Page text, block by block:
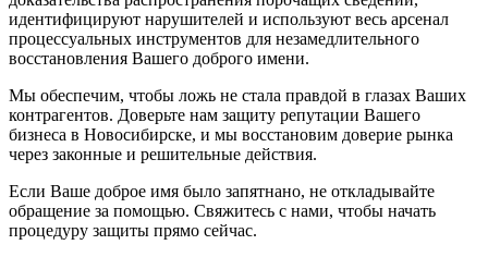
идентифицируют нарушителей и используют весь арсенал
процессуальных инструментов для незамедлительного
восстановления Вашего доброго имени.
Мы обеспечим, чтобы ложь не стала правдой в глазах Ваших
контрагентов. Доверьте нам защиту репутации Вашего
бизнеса в Новосибирске, и мы восстановим доверие рынка
через законные и решительные действия.
Если Ваше доброе имя было запятнано, не откладывайте
обращение за помощью. Свяжитесь с нами, чтобы начать
процедуру защиты прямо сейчас.